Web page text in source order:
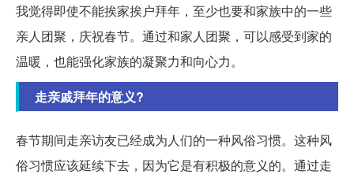
我觉得即使不能挨家挨户拜年，至少也要和家族中的一些
亲人团聚，庆祝春节。通过和家人团聚，可以感受到家的
温暖，也能强化家族的凝聚力和向心力。
走亲戚拜年的意义?
春节期间走亲访友已经成为人们的一种风俗习惯。这种风
俗习惯应该延续下去，因为它是有积极的意义的。通过走